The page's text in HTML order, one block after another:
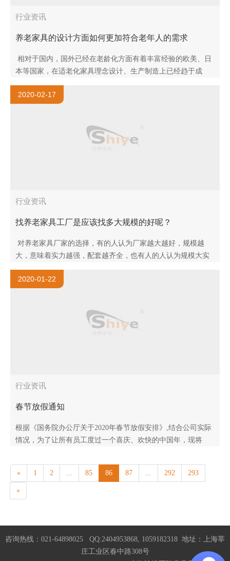
行业资讯
养老家具的设计方面如何更加符合老年人的需求
相对于国内，国外已经在老龄化方面有着丰富经验的欧美、日
本等国家，在适老化家具理念设计、生产制造上已经趋于成
熟，如包容性设计、无障碍设计、通用设计等，更适宜老年人
使用。 ..
2020-02-17
行业资讯
找养老家具工厂是应该找多大规模的好呢？
对养老家具厂家的选择，有的人认为厂家越大越好，规模越
大，意味着实力越强，配套越齐全，也有人的人认为规模大实
力强不假，但是价格也贵，不如找中小规模的，实惠。还有人
认为大小都无所..
2020-01-22
行业资讯
春节放假通知
根据《国务院办公厅关于2020年春节放假安排》,结合公司实际
情况，为了让所有员工度过一个喜庆、欢快的中国年，现将
历腊月二十九..
«
1 2 ... 85 86 87 ... 292 293
»
咨询热线：021-64898025 QQ:2404953868, 1059182318 地址：上海莘
庄工业区春中路308号